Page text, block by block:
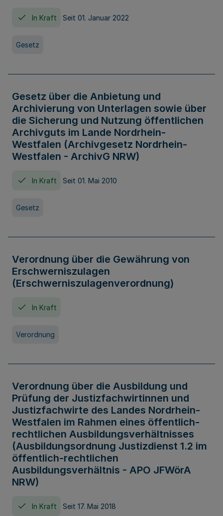
In Kraft Seit 01. Januar 2022
Gesetz
Gesetz über die Anbietung und
Archivierung von Unterlagen sowie über
die Sicherung und Nutzung öffentlichen
Archivguts im Lande Nordrhein-
Westfalen (Archivgesetz Nordrhein-
Westfalen - ArchivG NRW)
In Kraft Seit 01. Mai 2010
Gesetz
Verordnung über die Gewährung von
Erschwerniszulagen
(Erschwerniszulagenverordnung)
In Kraft
Verordnung
Verordnung über die Ausbildung und
Prüfung der Justizfachwirtinnen und
Justizfachwirte des Landes Nordrhein-
Westfalen im Rahmen eines öffentlich-
rechtlichen Ausbildungsverhältnisses
(Ausbildungsordnung Justizdienst 1.2 im
öffentlich-rechtlichen
Ausbildungsverhältnis - APO JFWörA
NRW)
In Kraft Seit 17. Mai 2018